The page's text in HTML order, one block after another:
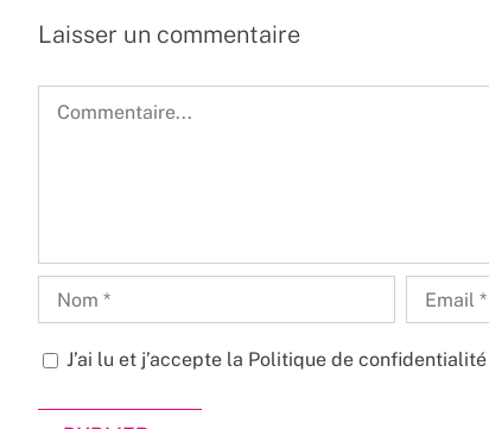
Laisser un commentaire
J’ai lu et j’accepte la Politique de confidentialité